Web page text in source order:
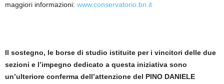
maggiori informazioni: www.conservatorio.bn.it
Il sostegno, le borse di studio istituite per i vincitori delle due
sezioni e l’impegno dedicato a questa iniziativa sono
un’ulteriore conferma dell’attenzione del PINO DANIELE